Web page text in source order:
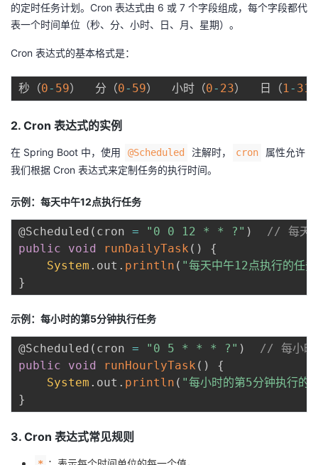
的定时任务计划。Cron 表达式由 6 或 7 个字段组成，每个字段都代
表一个时间单位（秒、分、小时、日、月、星期）。
Cron 表达式的基本格式是：
秒（0- 59）  分（0- 59）  小时（0- 23）  日（1- 31
2. Cron 表达式的实例
在 Spring Boot 中，使用 @Scheduled 注解时， cron
属性允许
我们根据 Cron 表达式来定制任务的执行时间。
示例：每天中午12点执行任务
@Scheduled ( cron = "0 0 12 * * ?" )
// 每天
public
void runDailyTask ( )
{
System . out . println ( "每天中午12点执行的任
}
示例：每小时的第5分钟执行任务
@Scheduled ( cron = "0 5 * * * ?" )
// 每小时
public
void runHourlyTask ( )
{
System . out . println ( "每小时的第5分钟执行的
}
3. Cron 表达式常见规则